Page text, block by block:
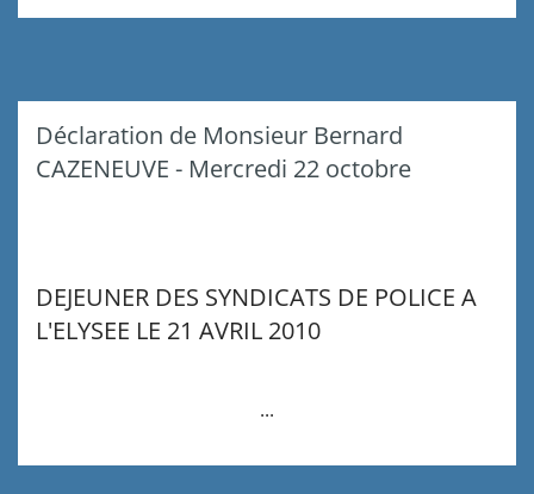
Déclaration de Monsieur Bernard
CAZENEUVE - Mercredi 22 octobre
DEJEUNER DES SYNDICATS DE POLICE A
L'ELYSEE LE 21 AVRIL 2010
...